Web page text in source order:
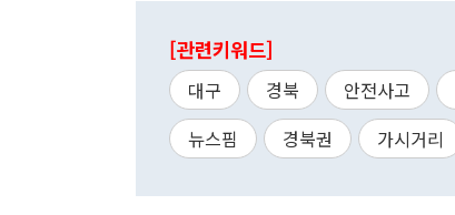
[관련키워드]
대구 경북 안전사고
뉴스핌
경북권 가시거리